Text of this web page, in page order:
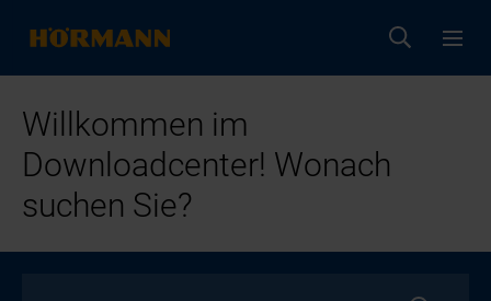
Willkommen im
Downloadcenter! Wonach
suchen Sie?